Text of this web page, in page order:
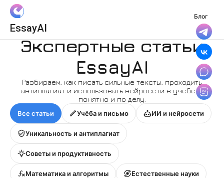
EssayAI
Блог
Экспертные статьи
EssayAI
Разбираем, как писать сильные тексты, проходить
антиплагиат и использовать нейросети в учёбе —
понятно и по делу.
Все статьи Учёба и письмо ИИ и нейросети
Уникальность и антиплагиат
Советы и продуктивность
Математика и алгоритмы Естественные науки
Войти с Яндекс ID
Войти с VK ID
Я даю Согласие на обработку
персональных данных
Политики конфиденциальности
Правила пользования сервисом